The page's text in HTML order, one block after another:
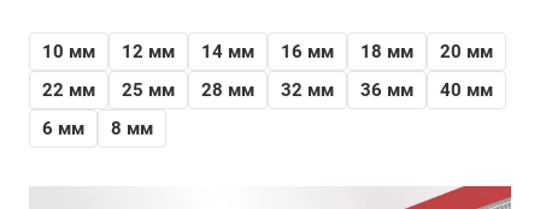
10 мм 12 мм 14 мм 16 мм 18 мм
20 мм
22 мм
25 мм 28 мм 32 мм 36 мм
40 мм
6 мм
8 мм